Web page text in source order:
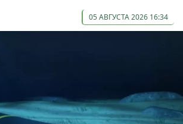
05 АВГУСТА 2026 16:34